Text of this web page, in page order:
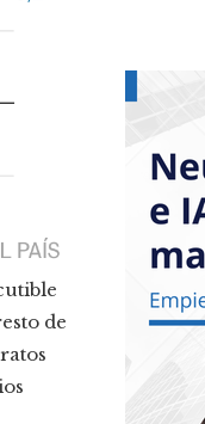
de